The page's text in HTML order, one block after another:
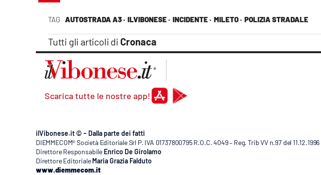
TAG AUTOSTRADA A3 · ILVIBONESE · INCIDENTE · MILETO · POLIZIA STRADALE
Tutti gli articoli di Cronaca
Scarica tutte le nostre app!
ilVibonese.it © – Dalla parte dei fatti
DIEMMECOM® Società Editoriale Srl P. IVA 01737800795 R.O.C. 4049 – Reg. Trib VV n.97 del 11.12.1996
Direttore Responsabile Enrico De Girolamo
Direttore Editoriale Maria Grazia Falduto
www.diemmecom.it